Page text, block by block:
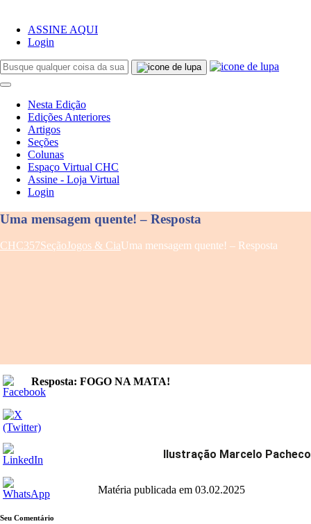
ASSINE AQUI
Login
Nesta Edição
Edições Anteriores
Artigos
Seções
Colunas
Espaço Virtual CHC
Assine - Loja Virtual
Login
Uma mensagem quente! – Resposta
CHC357SeçãoJogos & CiaUma mensagem quente! – Resposta
Resposta: FOGO NA MATA!
Ilustração Marcelo Pacheco
Matéria publicada em 03.02.2025
Seu Comentário